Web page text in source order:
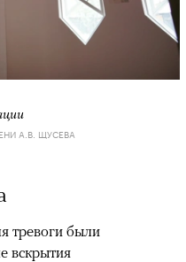
А.В. ЩУСЕВА
тревоги были
вскрытия